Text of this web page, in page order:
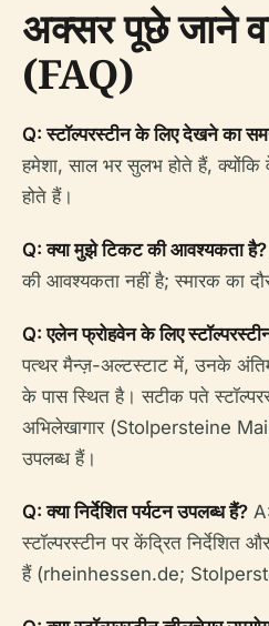
अक्सर पूछे जाने
(FAQ)
Q: स्टॉल्परस्टीन के लिए देखने का
हमेशा, साल भर सुलभ होते हैं, क्योंकि
होते हैं।
Q: क्या मुझे टिकट की आवश्यकता है?
की आवश्यकता नहीं है; स्मारक का
Q: एलेन फ्रोहवेन के लिए
पत्थर मैन्ज़-अल्टस्टाट में, उनके
के पास स्थित है। सटीक पते
अभिलेखागार (Stolpersteine
उपलब्ध हैं।
Q: क्या निर्देशित पर्यटन उपलब्ध हैं?
स्टॉल्परस्टीन पर केंद्रित निर्देशित
हैं (rheinhessen.de;